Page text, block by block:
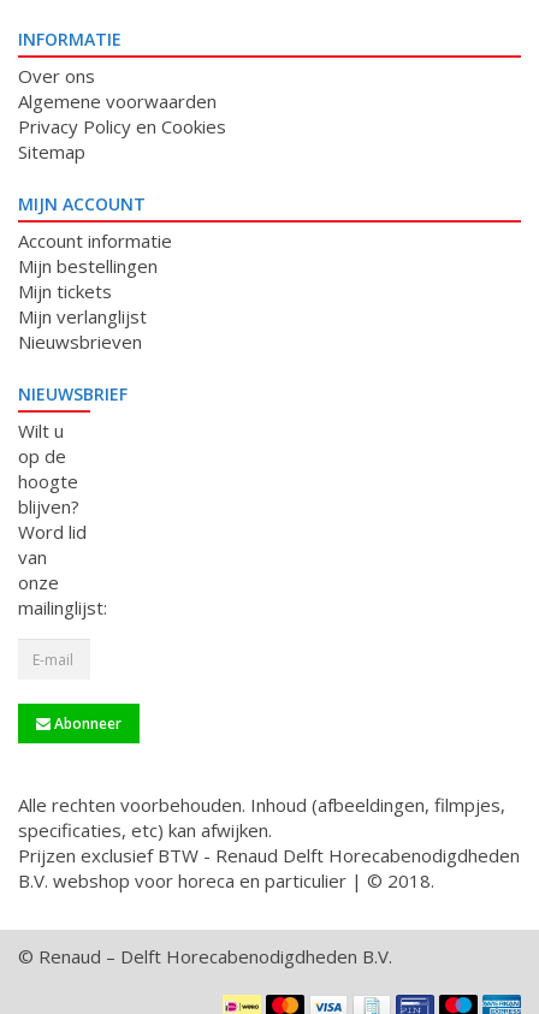
INFORMATIE
Over ons
Algemene voorwaarden
Privacy Policy en Cookies
Sitemap
MIJN ACCOUNT
Account informatie
Mijn bestellingen
Mijn tickets
Mijn verlanglijst
Nieuwsbrieven
NIEUWSBRIEF
Wilt u
op de
hoogte
blijven?
Word lid
van
onze
mailinglijst:
Abonneer
Alle rechten voorbehouden. Inhoud (afbeeldingen, filmpjes,
specificaties, etc) kan afwijken.
Prijzen exclusief BTW - Renaud Delft Horecabenodigdheden
B.V. webshop voor horeca en particulier | © 2018.
© Renaud – Delft Horecabenodigdheden B.V.